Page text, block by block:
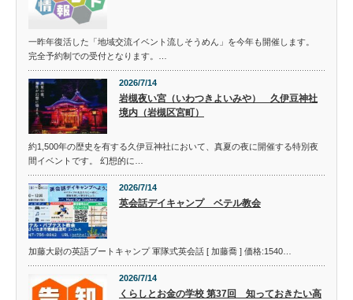
一昨年復活した「地域交流イベント流しそうめん」を今年も開催します。
完全予約制での受付となります。…
2026/7/14
岩槻夜い宮（いわつきよいみや） 久伊豆神社
境内（岩槻区宮町）
約1,500年の歴史を有する久伊豆神社において、真夏の夜に開催する特別夜
間イベントです。 幻想的に…
2026/7/14
英会話デイキャンプ ベテル教会
加藤大尉の英語ブートキャンプ 軍隊式英会話 [ 加藤喬 ] 価格:1540…
2026/7/14
くらしとお金の学校 第37回 知っておきたい高